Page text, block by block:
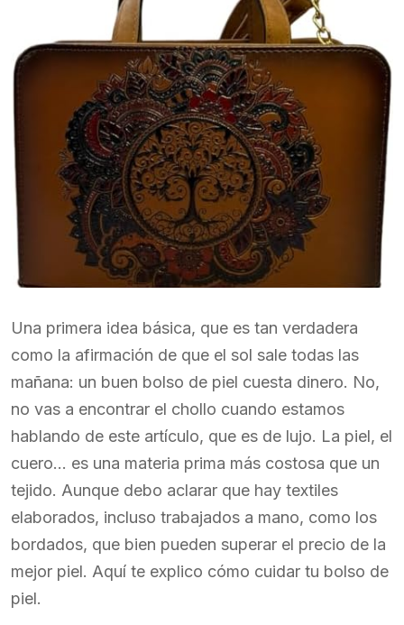
Una primera idea básica, que es tan verdadera
como la afirmación de que el sol sale todas las
mañana: un buen bolso de piel cuesta dinero. No,
no vas a encontrar el chollo cuando estamos
hablando de este artículo, que es de lujo. La piel, el
cuero… es una materia prima más costosa que un
tejido. Aunque debo aclarar que hay textiles
elaborados, incluso trabajados a mano, como los
bordados, que bien pueden superar el precio de la
mejor piel. Aquí te explico cómo cuidar tu bolso de
piel.